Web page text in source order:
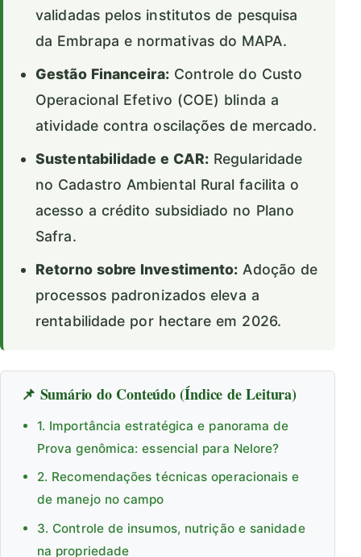
validadas pelos institutos de pesquisa
da Embrapa e normativas do MAPA.
Gestão Financeira:Controle do Custo
Operacional Efetivo (COE) blinda a
atividade contra oscilações de mercado.
Sustentabilidade e CAR: Regularidade
no Cadastro Ambiental Rural facilita o
acesso a crédito subsidiado no Plano
Safra.
Retorno sobre Investimento: Adoção de
processos padronizados eleva a
rentabilidade por hectare em 2026.
📌 Sumário do Conteúdo (Índice de Leitura)
1. Importância estratégica e panorama de
Prova genômica: essencial para Nelore?
2. Recomendações técnicas operacionais e
de manejo no campo
3. Controle de insumos, nutrição e sanidade
na propriedade